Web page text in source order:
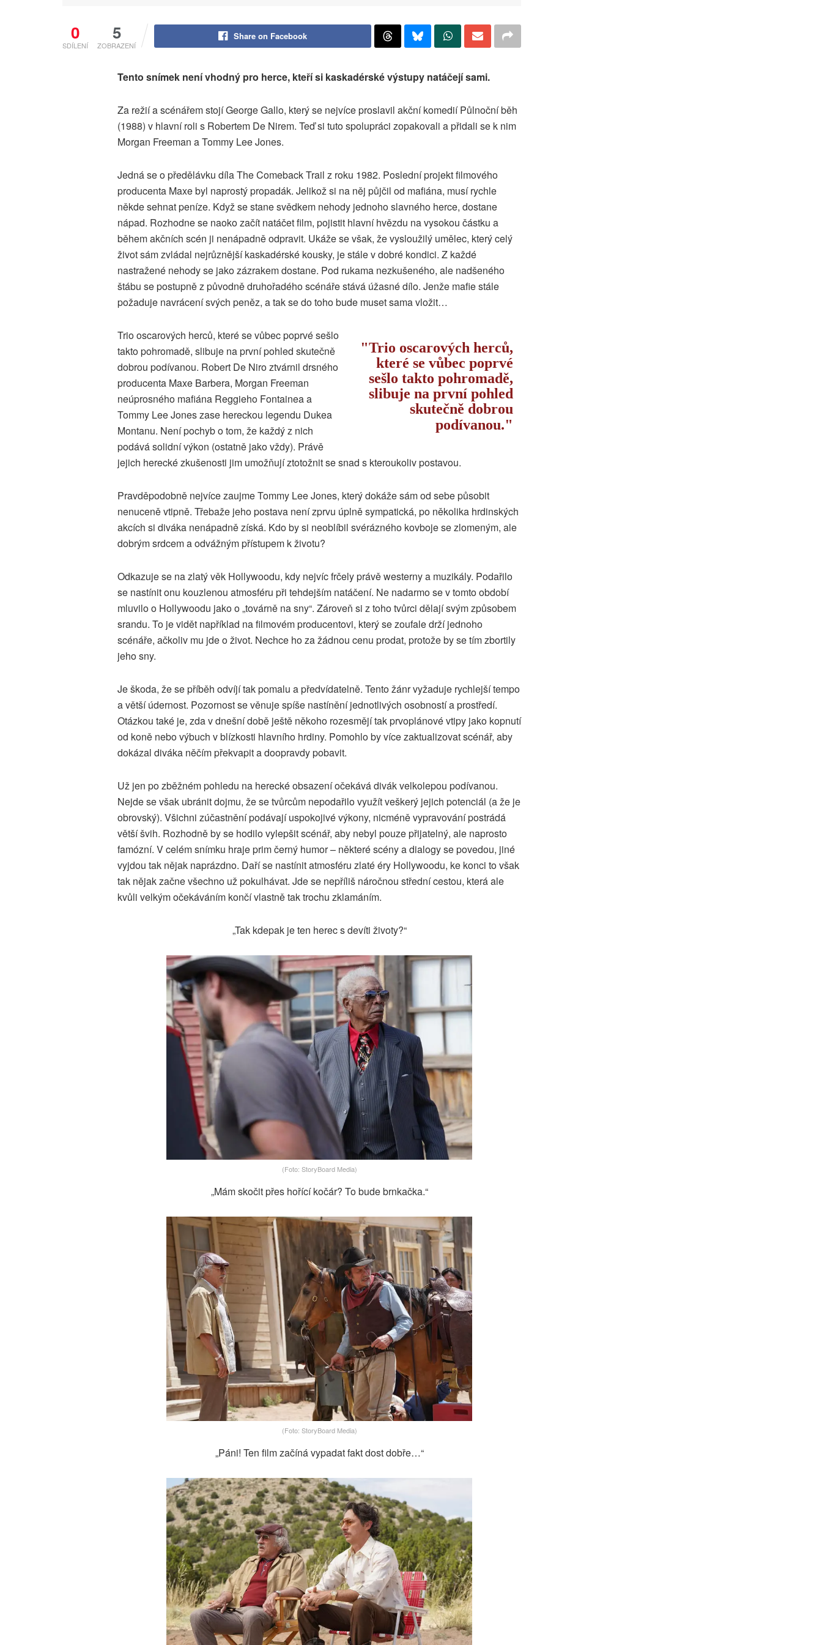
0
SDÍLENÍ
5
ZOBRAZENÍ
Share on Facebook
Tento snímek není vhodný pro herce, kteří si kaskadérské výstupy natáčejí sami.
Za režií a scénářem stojí George Gallo, který se nejvíce proslavil akční komedií Půlnoční běh
(1988) v hlavní roli s Robertem De Nirem. Teď si tuto spolupráci zopakovali a přidali se k nim
Morgan Freeman a Tommy Lee Jones.
Jedná se o předělávku díla The Comeback Trail z roku 1982. Poslední projekt filmového
producenta Maxe byl naprostý propadák. Jelikož si na něj půjčil od mafiána, musí rychle
někde sehnat peníze. Když se stane svědkem nehody jednoho slavného herce, dostane
nápad. Rozhodne se naoko začít natáčet film, pojistit hlavní hvězdu na vysokou částku a
během akčních scén ji nenápadně odpravit. Ukáže se však, že vysloužilý umělec, který celý
život sám zvládal nejrůznější kaskadérské kousky, je stále v dobré kondici. Z každé
nastražené nehody se jako zázrakem dostane. Pod rukama nezkušeného, ale nadšeného
štábu se postupně z původně druhořadého scénáře stává úžasné dílo. Jenže mafie stále
požaduje navrácení svých peněz, a tak se do toho bude muset sama vložit…
Trio oscarových herců,
které se vůbec poprvé
sešlo takto pohromadě,
slibuje na první pohled
skutečně dobrou
podívanou.
Trio oscarových herců, které se vůbec poprvé sešlo
takto pohromadě, slibuje na první pohled skutečně
dobrou podívanou. Robert De Niro ztvárnil drsného
producenta Maxe Barbera, Morgan Freeman
neúprosného mafiána Reggieho Fontainea a
Tommy Lee Jones zase hereckou legendu Dukea
Montanu. Není pochyb o tom, že každý z nich
podává solidní výkon (ostatně jako vždy). Právě
jejich herecké zkušenosti jim umožňují ztotožnit se snad s kteroukoliv postavou.
Pravděpodobně nejvíce zaujme Tommy Lee Jones, který dokáže sám od sebe působit
nenuceně vtipně. Třebaže jeho postava není zprvu úplně sympatická, po několika hrdinských
akcích si diváka nenápadně získá. Kdo by si neoblíbil svérázného kovboje se zlomeným, ale
dobrým srdcem a odvážným přístupem k životu?
Odkazuje se na zlatý věk Hollywoodu, kdy nejvíc frčely právě westerny a muzikály. Podařilo
se nastínit onu kouzlenou atmosféru při tehdejším natáčení. Ne nadarmo se v tomto období
mluvilo o Hollywoodu jako o „továrně na sny“. Zároveň si z toho tvůrci dělají svým způsobem
srandu. To je vidět například na filmovém producentovi, který se zoufale drží jednoho
scénáře, ačkoliv mu jde o život. Nechce ho za žádnou cenu prodat, protože by se tím zbortily
jeho sny.
Je škoda, že se příběh odvíjí tak pomalu a předvídatelně. Tento žánr vyžaduje rychlejší tempo
a větší údernost. Pozornost se věnuje spíše nastínění jednotlivých osobností a prostředí.
Otázkou také je, zda v dnešní době ještě někoho rozesmějí tak prvoplánové vtipy jako kopnutí
od koně nebo výbuch v blízkosti hlavního hrdiny. Pomohlo by více zaktualizovat scénář, aby
dokázal diváka něčím překvapit a doopravdy pobavit.
Už jen po zběžném pohledu na herecké obsazení očekává divák velkolepou podívanou.
Nejde se však ubránit dojmu, že se tvůrcům nepodařilo využít veškerý jejich potenciál (a že je
obrovský). Všichni zúčastnění podávají uspokojivé výkony, nicméně vypravování postrádá
větší švih. Rozhodně by se hodilo vylepšit scénář, aby nebyl pouze přijatelný, ale naprosto
famózní. V celém snímku hraje prim černý humor – některé scény a dialogy se povedou, jiné
vyjdou tak nějak naprázdno. Daří se nastínit atmosféru zlaté éry Hollywoodu, ke konci to však
tak nějak začne všechno už pokulhávat. Jde se nepříliš náročnou střední cestou, která ale
kvůli velkým očekáváním končí vlastně tak trochu zklamáním.
„Tak kdepak je ten herec s devíti životy?“
(Foto: StoryBoard Media)
„Mám skočit přes hořící kočár? To bude brnkačka.“
(Foto: StoryBoard Media)
„Páni! Ten film začíná vypadat fakt dost dobře…“